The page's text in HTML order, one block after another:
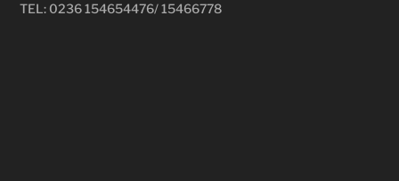
TEL: 0236 154654476/ 15466778